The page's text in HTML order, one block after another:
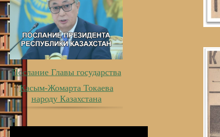
Послание Главы государства
Касым-Жомарта Токаева
народу Казахстана